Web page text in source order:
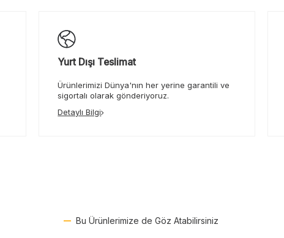
Yurt Dışı Teslimat
Ürünlerimizi Dünya'nın her yerine garantili ve
sigortalı olarak gönderiyoruz.
Detaylı Bilgi
Bu Ürünlerimize de Göz Atabilirsiniz